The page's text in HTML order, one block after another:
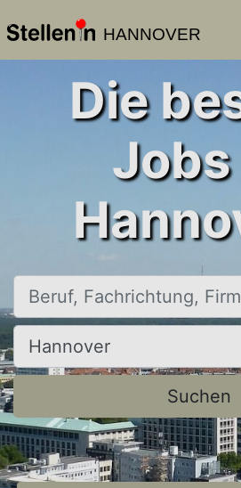
HANNOVER
Die
Beruf, Fachrichtung, Firma
Ort, Stadt
Suchen